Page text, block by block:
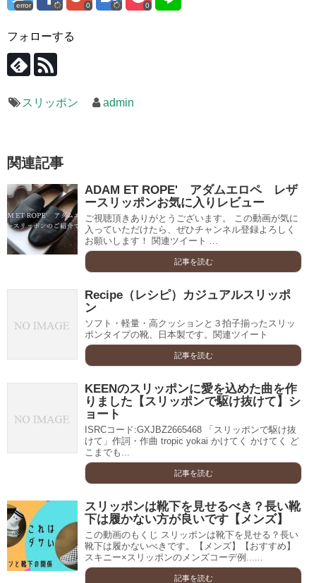
error 0 0
フォローする
スリッポン admin
関連記事
ADAM ET ROPE' アダムエロペ レザ
ースリッポンお気に入りレビュー
ご視聴頂きありがとうございます。 この動画が気に
入っていただけたら、ぜひチャンネル登録よろしく
お願いします！ 関連ツイート ...
記事を読む
Recipe（レシピ）カジュアルスリッポ
ン
ソフト・軽量・高クッションと３拍子揃ったスリッ
ポンタイプの靴、日本製です。関連ツイート
記事を読む
KEENのスリッポンに愛を込めた曲を作
りました【スリッポンで駆け抜けて】シ
ョート
ISRCコード:GXJBZ2665468 「スリッポンで駆け抜
けて」作詞・作曲 tropic yokai かけてく かけてく ど
こまでも...
記事を読む
スリッポンは靴下を見せるべき？長い靴
下は履かない方が良いです【メンズ】
この動画のもくじ スリッポンは靴下を見せる？長い
靴下は履かないべきです。【メンズ】【おすすめ】
スキニー×スリッポンのメンズコーデ例......
記事を読む